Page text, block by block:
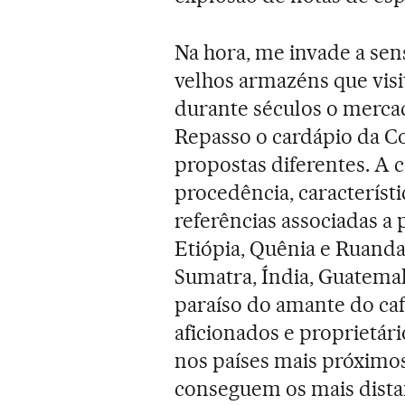
Na hora, me invade a
velhos armazéns que
durante séculos o
Repasso o cardápio da
propostas diferentes. A
procedência,
referências associadas
Etiópia, Quênia e
Sumatra, Índia,
paraíso do amante do
aficionados e
nos países mais
conseguem os mais